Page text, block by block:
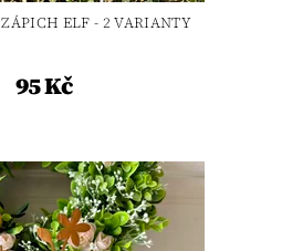
ELF - 2 VARIANTY
95 Kč